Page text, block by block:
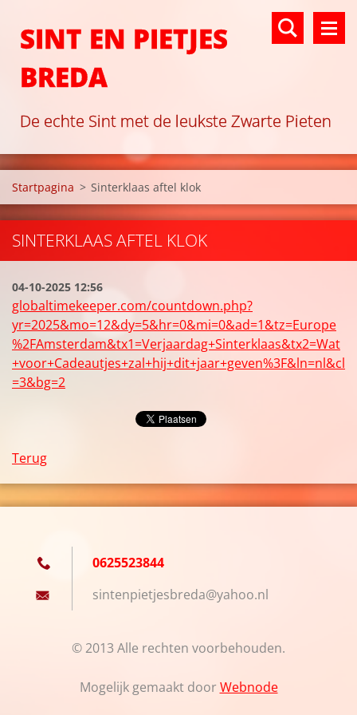
SINT EN PIETJES
BREDA
De echte Sint met de leukste Zwarte Pieten
Startpagina > Sinterklaas aftel klok
SINTERKLAAS AFTEL KLOK
04-10-2025 12:56
globaltimekeeper.com/countdown.php?
yr=2025&mo=12&dy=5&hr=0&mi=0&ad=1&tz=Europe
%2FAmsterdam&tx1=Verjaardag+Sinterklaas&tx2=Wat
+voor+Cadeautjes+zal+hij+dit+jaar+geven%3F&ln=nl&cl
=3&bg=2
Terug
0625523844
sintenpietjesbreda@yahoo.nl
© 2013 Alle rechten voorbehouden.
Mogelijk gemaakt doorWebnode